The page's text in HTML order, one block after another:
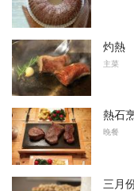
灼熱
主菜
熱石
晚餐
三月